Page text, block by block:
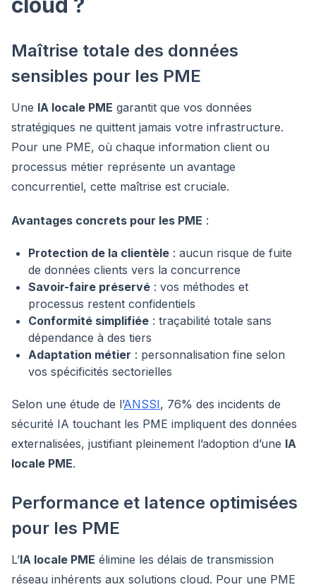
Maîtrise totale des données
sensibles pour les PME
Une IA locale PME garantit que vos données
stratégiques ne quittent jamais votre infrastructure.
Pour une PME, où chaque information client ou
processus métier représente un avantage
concurrentiel, cette maîtrise est cruciale.
Avantages concrets pour les PME :
Protection de la clientèle : aucun risque de fuite
de données clients vers la concurrence
Savoir-faire préservé : vos méthodes et
processus restent confidentiels
Conformité simplifiée : traçabilité totale sans
dépendance à des tiers
Adaptation métier : personnalisation fine selon
vos spécificités sectorielles
Selon une étude de l’ANSSI, 76% des incidents de
sécurité IA touchant les PME impliquent des données
externalisées, justifiant pleinement l’adoption d’une IA
locale PME.
Performance et latence optimisées
pour les PME
L’IA locale PME élimine les délais de transmission
réseau inhérents aux solutions cloud. Pour une PME